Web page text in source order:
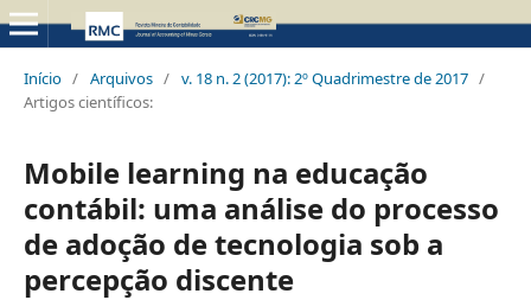
Início / Arquivos / v. 18 n. 2 (2017): 2º Quadrimestre de 2017 /
Artigos científicos:
Mobile learning na educação
contábil: uma análise do processo
de adoção de tecnologia sob a
percepção discente